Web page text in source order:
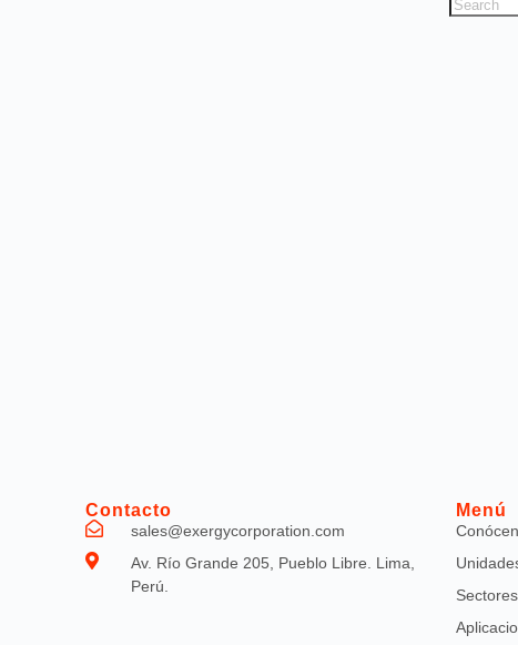
Contacto
sales@exergycorporation.com
Av. Río Grande 205, Pueblo Libre. Lima,
Perú.
Menú
Sectores